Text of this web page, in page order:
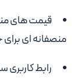
قیمت های
منصفانه ای
رابط کاربری